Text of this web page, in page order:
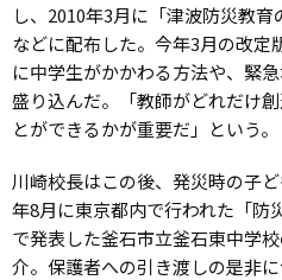
し、2010年3月に「津波防災教
などに配布した。今年3月の改定
に中学生がかかわる方法や、緊
盛り込んだ。「教師がどれだけ
とができるかが重要だ」という。
川崎校長はこの後、発災時の子
年8月に東京都内で行われた「防
で発表した釜石市立釜石東中学
介。保護者への引き渡しの是非